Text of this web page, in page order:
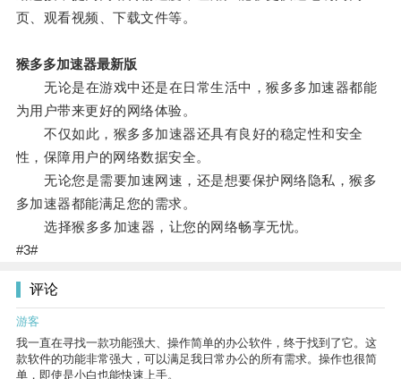
页、观看视频、下载文件等。
猴多多加速器最新版
无论是在游戏中还是在日常生活中，猴多多加速器都能
为用户带来更好的网络体验。
不仅如此，猴多多加速器还具有良好的稳定性和安全
性，保障用户的网络数据安全。
无论您是需要加速网速，还是想要保护网络隐私，猴多
多加速器都能满足您的需求。
选择猴多多加速器，让您的网络畅享无忧。
#3#
评论
游客
我一直在寻找一款功能强大、操作简单的办公软件，终于找到了它。这
款软件的功能非常强大，可以满足我日常办公的所有需求。操作也很简
单，即使是小白也能快速上手。